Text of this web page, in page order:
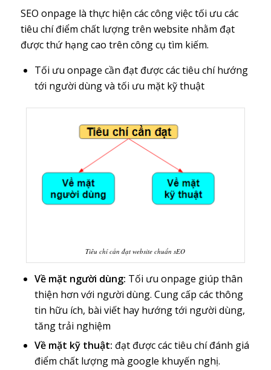
SEO onpage là thực hiện các công việc tối ưu các
tiêu chí điểm chất lượng trên website nhằm đạt
được thứ hạng cao trên công cụ tìm kiếm.
Tối ưu onpage cần đạt được các tiêu chí hướng
tới người dùng và tối ưu mặt kỹ thuật
Tiêu chí cần đạt website chuẩn sEO
Về mặt người dùng: Tối ưu onpage giúp thân
thiện hơn với người dùng. Cung cấp các thông
tin hữu ích, bài viết hay hướng tới người dùng,
tăng trải nghiệm
Về mặt kỹ thuật: đạt được các tiêu chí đánh giá
điểm chất lượng mà google khuyến nghị.